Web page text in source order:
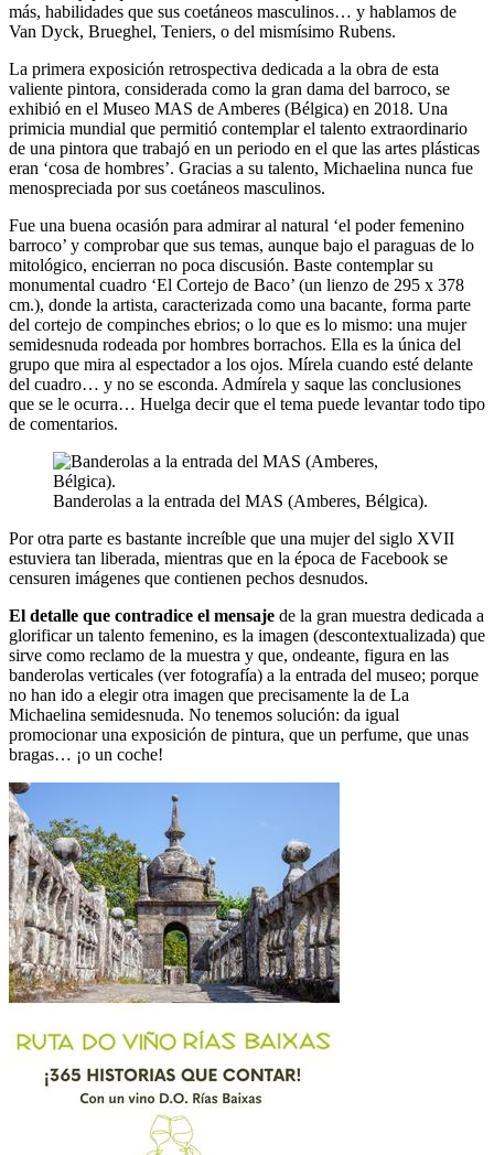
más, habilidades que sus coetáneos masculinos… y hablamos de
Van Dyck, Brueghel, Teniers, o del mismísimo Rubens.
La primera exposición retrospectiva dedicada a la obra de esta
valiente pintora, considerada como la gran dama del barroco, se
exhibió en el Museo MAS de Amberes (Bélgica) en 2018. Una
primicia mundial que permitió contemplar el talento extraordinario
de una pintora que trabajó en un periodo en el que las artes plásticas
eran ‘cosa de hombres’. Gracias a su talento, Michaelina nunca fue
menospreciada por sus coetáneos masculinos.
Fue una buena ocasión para admirar al natural ‘el poder femenino
barroco’ y comprobar que sus temas, aunque bajo el paraguas de lo
mitológico, encierran no poca discusión. Baste contemplar su
monumental cuadro ‘El Cortejo de Baco’ (un lienzo de 295 x 378
cm.), donde la artista, caracterizada como una bacante, forma parte
del cortejo de compinches ebrios; o lo que es lo mismo: una mujer
semidesnuda rodeada por hombres borrachos. Ella es la única del
grupo que mira al espectador a los ojos. Mírela cuando esté delante
del cuadro… y no se esconda. Admírela y saque las conclusiones
que se le ocurra… Huelga decir que el tema puede levantar todo tipo
de comentarios.
Banderolas a la entrada del MAS (Amberes, Bélgica).
Por otra parte es bastante increíble que una mujer del siglo XVII
estuviera tan liberada, mientras que en la época de Facebook se
censuren imágenes que contienen pechos desnudos.
El detalle que contradice el mensaje de la gran muestra dedicada a
glorificar un talento femenino, es la imagen (descontextualizada) que
sirve como reclamo de la muestra y que, ondeante, figura en las
banderolas verticales (ver fotografía) a la entrada del museo; porque
no han ido a elegir otra imagen que precisamente la de La
Michaelina semidesnuda. No tenemos solución: da igual
promocionar una exposición de pintura, que un perfume, que unas
bragas… ¡o un coche!